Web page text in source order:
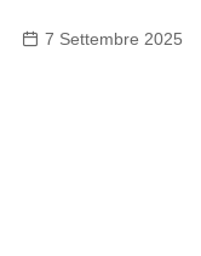
7 Settembre 2025